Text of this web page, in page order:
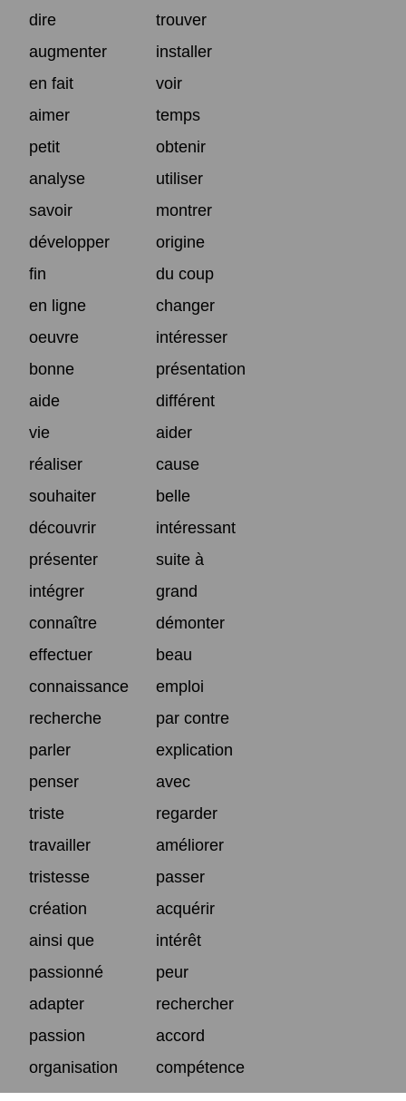
dire
trouver
augmenter
installer
en fait
voir
aimer
temps
petit
obtenir
analyse
utiliser
savoir
montrer
développer
origine
fin
du coup
en ligne
changer
oeuvre
intéresser
bonne
présentation
aide
différent
vie
aider
réaliser
cause
souhaiter
belle
découvrir
intéressant
présenter
suite à
intégrer
grand
connaître
démonter
effectuer
beau
connaissance
emploi
recherche
par contre
parler
explication
penser
avec
triste
regarder
travailler
améliorer
tristesse
passer
création
acquérir
ainsi que
intérêt
passionné
peur
adapter
rechercher
passion
accord
organisation
compétence